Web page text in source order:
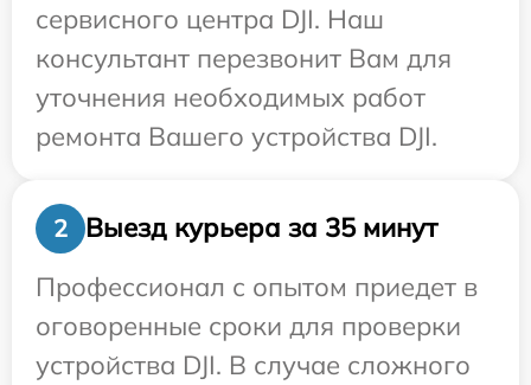
сервисного центра DJI. Наш
консультант перезвонит Вам для
уточнения необходимых работ
ремонта Вашего устройства DJI.
2
Выезд курьера за 35 минут
Профессионал с опытом приедет в
оговоренные сроки для проверки
устройства DJI. В случае сложного